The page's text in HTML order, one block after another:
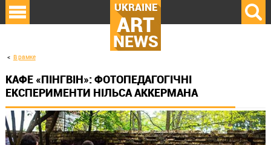
UKRAINE
ART
NEWS
В рамке
КАФЕ «ПІНГВІН»: ФОТОПЕДАГОГІЧНІ
ЕКСПЕРИМЕНТИ НІЛЬСА АККЕРМАНА